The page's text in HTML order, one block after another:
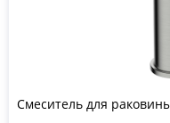
Смеситель для